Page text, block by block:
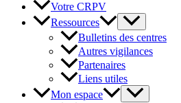
Votre CRPV
Ressources
Bulletins des centres
Autres vigilances
Partenaires
Liens utiles
Mon espace